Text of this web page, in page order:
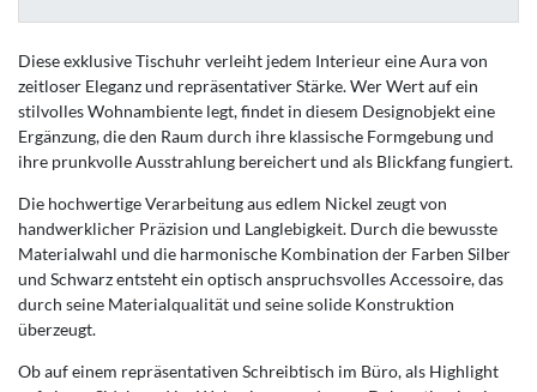
Diese exklusive Tischuhr verleiht jedem Interieur eine Aura von
zeitloser Eleganz und repräsentativer Stärke. Wer Wert auf ein
stilvolles Wohnambiente legt, findet in diesem Designobjekt eine
Ergänzung, die den Raum durch ihre klassische Formgebung und
ihre prunkvolle Ausstrahlung bereichert und als Blickfang fungiert.
Die hochwertige Verarbeitung aus edlem Nickel zeugt von
handwerklicher Präzision und Langlebigkeit. Durch die bewusste
Materialwahl und die harmonische Kombination der Farben Silber
und Schwarz entsteht ein optisch anspruchsvolles Accessoire, das
durch seine Materialqualität und seine solide Konstruktion
überzeugt.
Ob auf einem repräsentativen Schreibtisch im Büro, als Highlight